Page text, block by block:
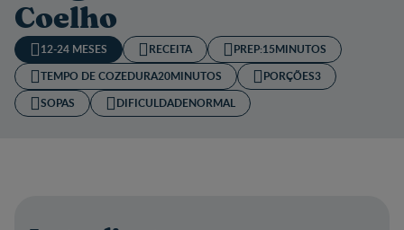
Coelho
12-24 MESES RECEITA PREP:15MINUTOS
TEMPO DE COZEDURA​20MINUTOS PORÇÕES3
SOPAS
DIFICULDADENORMAL